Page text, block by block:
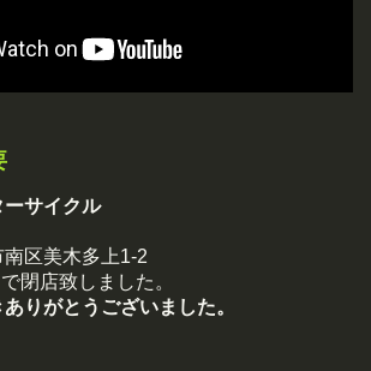
サイクル
区美木多上1-2
閉店致しました。
りがとうございました。